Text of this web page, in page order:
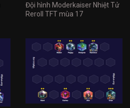
Đội hình Moderkaiser Nhiệt Tử
Reroll TFT mùa 17